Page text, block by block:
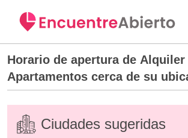
Horario de apertura de Alquiler
Apartamentos cerca de su
Ciudades sugeridas